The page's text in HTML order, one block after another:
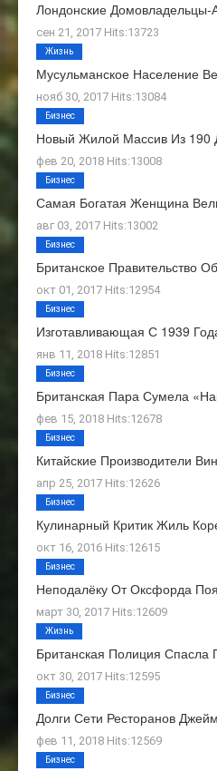
Лондонские
сен 21, 2017 Hits:13723
Мусульманское Население
нояб 30, 2017 Hits:13084
Жизнь
Новый Жилой Массив Из
фев 20, 2018 Hits:13008
Бизнес
Самая Богатая Женщина
авг 03, 2017 Hits:13002
Бизнес
Британское Правительство
окт 01, 2017 Hits:12954
Бизнес
Изготавливающая С 1939
янв 11, 2018 Hits:12851
Бизнес
Британская Пара Сумела
фев 15, 2018 Hits:12678
Бизнес
Китайские Производители
апр 25, 2017 Hits:12626
Бизнес
Кулинарный Критик Жиль
окт 16, 2016 Hits:12615
Бизнес
Неподалёку От Оксфорда
март 30, 2017 Hits:12609
Бизнес
Британская Полиция Спасла
окт 30, 2017 Hits:12595
Жизнь
Долги Сети Ресторанов
фев 11, 2018 Hits:12569
Бизнес
Бизнес